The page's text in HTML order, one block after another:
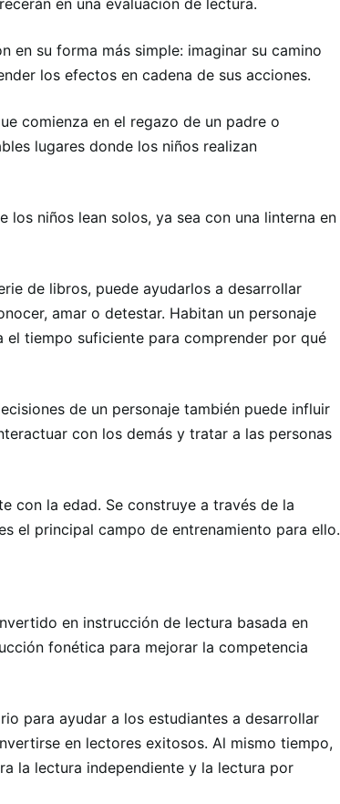
en una evaluación de lectura.
en su forma más simple: imaginar su camino
los efectos en cadena de sus acciones.
comienza en el regazo de un padre o
lugares donde los niños realizan
los niños lean solos, ya sea con una linterna en
de libros, puede ayudarlos a desarrollar
amar o detestar. Habitan un personaje
el tiempo suficiente para comprender por qué
de un personaje también puede influir
con los demás y tratar a las personas
con la edad. Se construye a través de la
el principal campo de entrenamiento para ello.
en instrucción de lectura basada en
fonética para mejorar la competencia
para ayudar a los estudiantes a desarrollar
en lectores exitosos. Al mismo tiempo,
la lectura independiente y la lectura por